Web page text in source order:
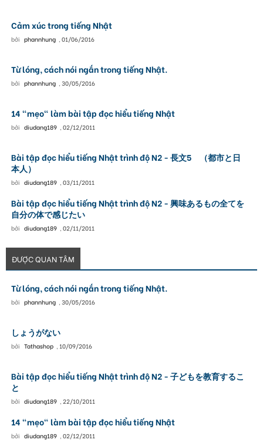
Cảm xúc trong tiếng Nhật
bởi phannhung , 01/06/2016
Từ lóng, cách nói ngắn trong tiếng Nhật.
bởi phannhung , 30/05/2016
14 "mẹo" làm bài tập đọc hiểu tiếng Nhật
bởi diudang189 , 02/12/2011
Bài tập đọc hiểu tiếng Nhật trình độ N2 - 長文5 （都市と日
本人）
bởi diudang189 , 03/11/2011
Bài tập đọc hiểu tiếng Nhật trình độ N2 - 興味あるもの全てを
自分の体で感じたい
bởi diudang189 , 02/11/2011
ĐƯỢC QUAN TÂM
Từ lóng, cách nói ngắn trong tiếng Nhật.
bởi phannhung , 30/05/2016
しょうがない
bởi Tathashop , 10/09/2016
Bài tập đọc hiểu tiếng Nhật trình độ N2 - 子どもを教育するこ
と
bởi diudang189 , 22/10/2011
14 "mẹo" làm bài tập đọc hiểu tiếng Nhật
bởi diudang189 , 02/12/2011